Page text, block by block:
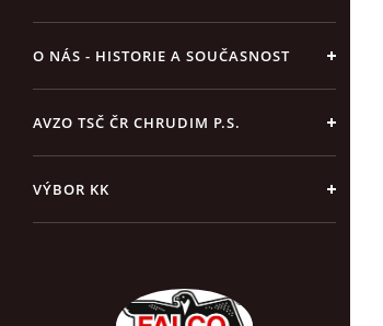
O NÁS - HISTORIE A SOUČASNOST
AVZO TSČ ČR CHRUDIM P.S.
VÝBOR KK